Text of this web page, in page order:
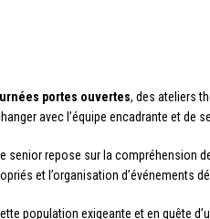
portes ouvertes, des ateliers
avec l’équipe encadrante et de
repose sur la compréhension
et l’organisation d’événements
population exigeante et en quête